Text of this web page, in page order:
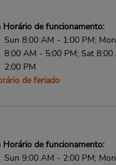
Horário de funcionamento:
Sun 8:00 AM - 1:00 PM;
8:00 AM - 5:00 PM; Sat 8:00
2:00 PM
de feriado
Horário de funcionamento:
Sun 9:00 AM - 2:00 PM;